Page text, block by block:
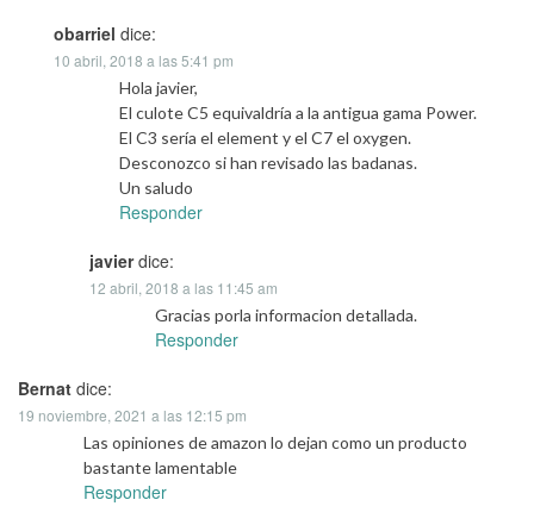
obarriel dice:
10 abril, 2018 a las 5:41 pm
Hola javier,
El culote C5 equivaldría a la antigua gama Power.
El C3 sería el element y el C7 el oxygen.
Desconozco si han revisado las badanas.
Un saludo
Responder
javier dice:
12 abril, 2018 a las 11:45 am
Gracias porla informacion detallada.
Responder
Bernat dice:
19 noviembre, 2021 a las 12:15 pm
Las opiniones de amazon lo dejan como un producto
bastante lamentable
Responder